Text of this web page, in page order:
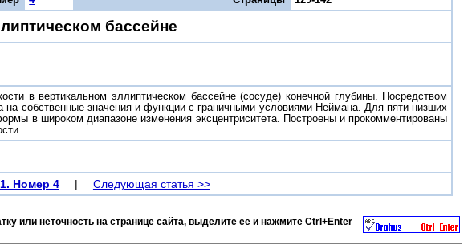
бассейне
в вертикальном эллиптическом бассейне (сосуде) конечной глубины. Посредством
на собственные значения и функции с граничными условиями Неймана. Для пяти низших
в широком диапазоне изменения эксцентриситета. Построены и прокомментированы
Номер 4 | Следующая статья >>
или неточность на странице сайта, выделите её и нажмите Ctrl+Enter